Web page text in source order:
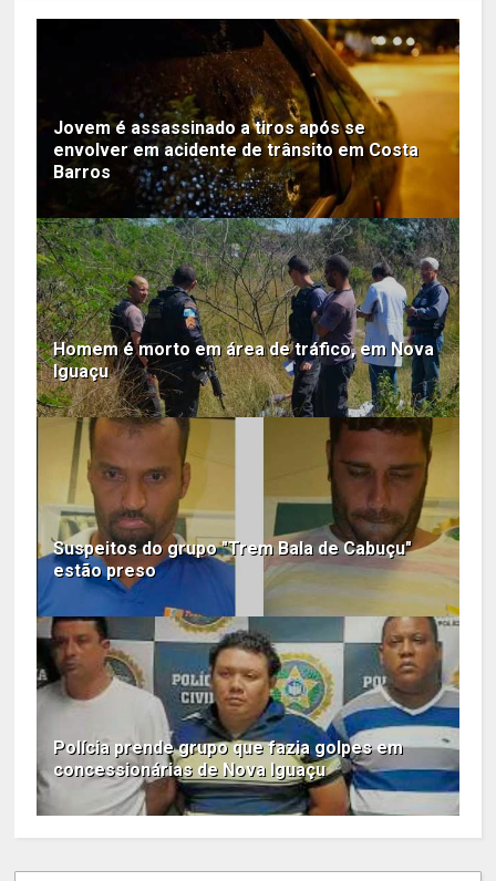
Jovem é assassinado a tiros após se
envolver em acidente de trânsito em Costa
Barros
Homem é morto em área de tráfico, em Nova
Iguaçu
Suspeitos do grupo "Trem Bala de Cabuçu"
estão preso
Polícia prende grupo que fazia golpes em
concessionárias de Nova Iguaçu